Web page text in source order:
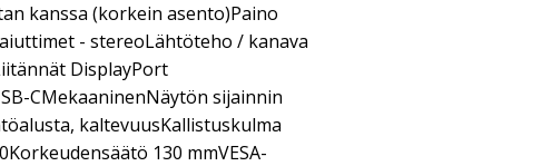
kanssa (korkein asento)Paino
- stereoLähtöteho / kanava
DisplayPort
CMekaaninenNäytön sijainnin
kaltevuusKallistuskulma
130 mmVESA-